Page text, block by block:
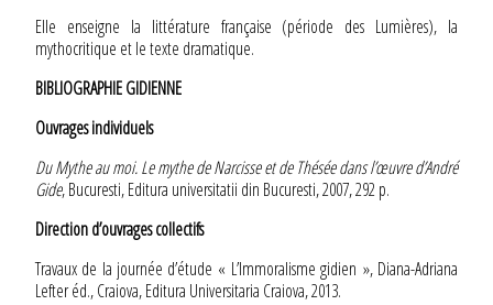
Elle enseigne la littérature française (période des Lumières), la
mythocritique et le texte dramatique.
BIBLIOGRAPHIE GIDIENNE
Ouvrages individuels
Du Mythe au moi. Le mythe de Narcisse et de Thésée dans l’œuvre d’André
Gide, Bucuresti, Editura universitatii din Bucuresti, 2007, 292 p.
Direction d’ouvrages collectifs
Travaux de la journée d’étude « L’Immoralisme gidien », Diana-Adriana
Lefter éd., Craiova, Editura Universitaria Craiova, 2013.